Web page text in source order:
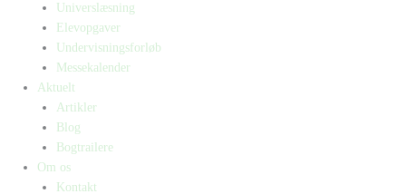
Universlæsning
Elevopgaver
Undervisningsforløb
Messekalender
Aktuelt
Artikler
Blog
Bogtrailere
Om os
Kontakt